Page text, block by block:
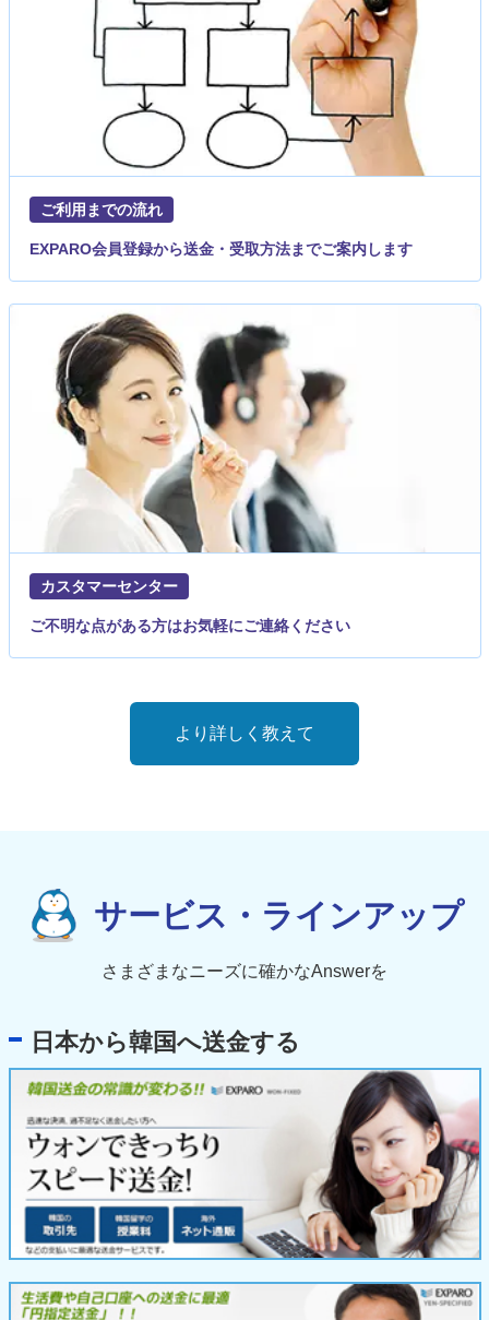
ご利用までの流れ
EXPARO会員登録から送金・受取方法までご案内します
カスタマーセンター
ご不明な点がある方はお気軽にご連絡ください
より詳しく教えて
サービス・ラインアップ
さまざまなニーズに確かなAnswerを
日本から韓国へ送金する